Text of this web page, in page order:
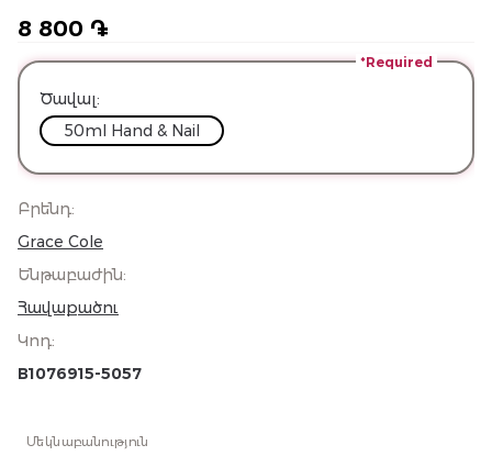
8 800 ֏
Բրենդ:
Grace Cole
Ենթաբաժին:
Հավաքածու
Կոդ:
B1076915-5057
Ծավալ:
50ml Hand & Nail
*Required
Մեկնաբանություն